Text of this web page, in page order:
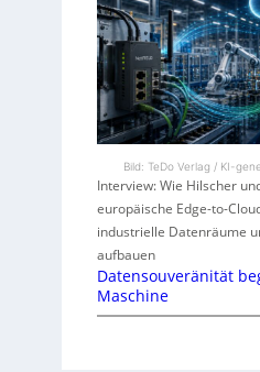
Bild: TeDo Verlag / KI-
Interview: Wie Hilscher
europäische Edge-to-
industrielle Datenräume
aufbauen
Datensouveränität
Maschine